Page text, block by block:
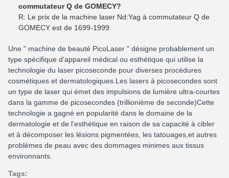
commutateur Q de GOMECY?
R: Le prix de la machine laser Nd:Yag à commutateur Q de
GOMECY est de 1699-1999.
Une " machine de beauté PicoLaser " désigne probablement un
type spécifique d'appareil médical ou esthétique qui utilise la
technologie du laser picoseconde pour diverses procédures
cosmétiques et dermatologiques.Les lasers à picosecondes sont
un type de laser qui émet des impulsions de lumière ultra-courtes
dans la gamme de picosecondes (trillionième de seconde)Cette
technologie a gagné en popularité dans le domaine de la
dermatologie et de l'esthétique en raison de sa capacité à cibler
et à décomposer les lésions pigmentées, les tatouages,et autres
problèmes de peau avec des dommages minimes aux tissus
environnants.
Tags: